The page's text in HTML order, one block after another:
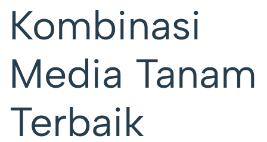
Kombinasi
Media Tanam
Terbaik